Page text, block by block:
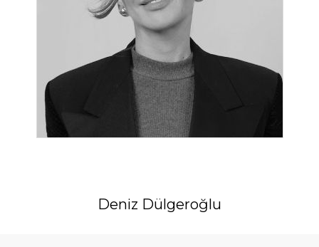
Deniz Dülgeroğlu